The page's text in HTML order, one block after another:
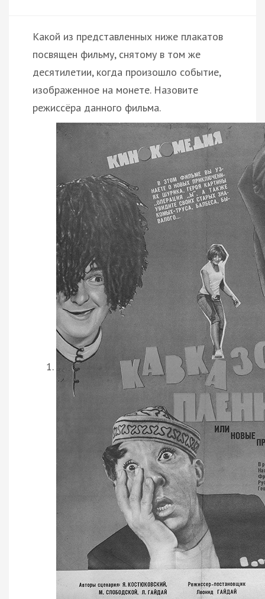
Какой из представленных ниже плакатов
посвящен фильму, снятому в том же
десятилетии, когда произошло событие,
изображенное на монете. Назовите
режиссёра данного фильма.